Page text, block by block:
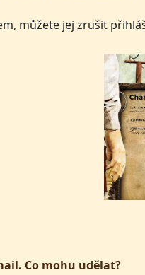
můžete jej zrušit
Co mohu udělat?